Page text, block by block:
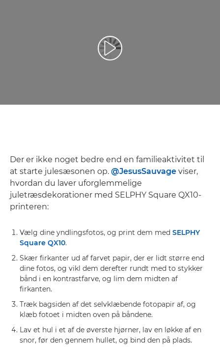
Afspil video
Der er ikke noget bedre end en familieaktivitet til
at starte julesæsonen op. @JesusSauvage viser,
hvordan du laver uforglemmelige
juletræsdekorationer med SELPHY Square QX10-
printeren:
Vælg dine yndlingsfotos, og print dem med SELPHY
Square QX10.
Skær firkanter ud af farvet papir, der er lidt større end
dine fotos, og vikl dem derefter rundt med to stykker
bånd i en kontrastfarve, og lim dem midten af
firkanten.
Træk bagsiden af det selvklæbende fotopapir af, og
klæb fotoet i midten oven på båndene.
Lav et hul i et af de øverste hjørner, lav en løkke af en
snor, før den gennem hullet, og bind den på plads.